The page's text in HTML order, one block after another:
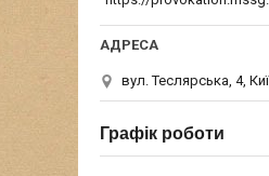
вул. Теслярська, 4,
Графік роботи